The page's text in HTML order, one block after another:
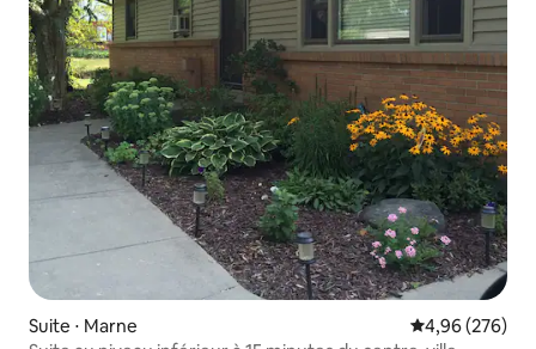
Suite ⋅ Marne Évaluation
4,96 (276)